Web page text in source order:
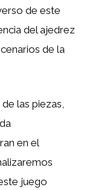
de este
del ajedrez
de la
las piezas,
en el
juego